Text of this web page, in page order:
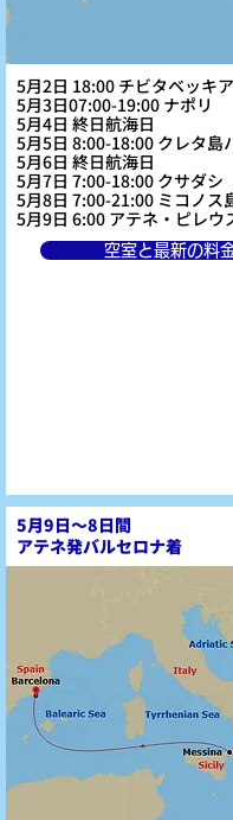
5月2日 18:00 チビタベッキ
5月3日07:00-19:00 ナポリ
5月4日 終日航海日
5月5日 8:00-18:00 クレタ島
5月6日 終日航海日
5月7日 7:00-18:00 クサダシ
5月8日 7:00-21:00 ミコノス
5月9日 6:00 アテネ・ピレウ
空室と最新の料
5月9日～8日間
アテネ発バルセロナ着